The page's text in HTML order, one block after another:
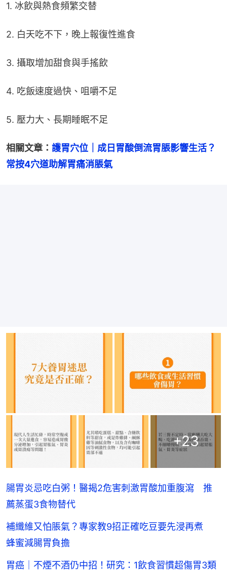
1. 冰飲與熱食頻繁交替
2. 白天吃不下，晚上報復性進食
3. 攝取增加甜食與手搖飲
4. 吃飯速度過快、咀嚼不足
5. 壓力大、長期睡眠不足
相關文章： 護胃穴位｜成日胃酸倒流胃脹影響生活？
常按4穴道助解胃痛消脹氣
+23
腸胃炎忌吃白粥！醫揭2危害刺激胃酸加重腹瀉 推
薦蒸蛋3食物替代
補纖維又怕脹氣？專家教9招正確吃豆要先浸再煮
蜂蜜減腸胃負擔
胃癌｜不煙不酒仍中招！研究：1飲食習慣超傷胃3類